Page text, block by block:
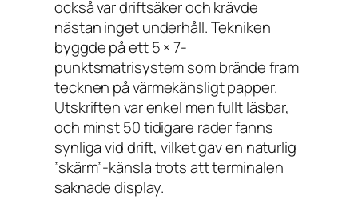
också var driftsäker och krävde
nästan inget underhåll. Tekniken
byggde på ett 5 × 7-
punktsmatrisystem som brände fram
tecknen på värmekänsligt papper.
Utskriften var enkel men fullt läsbar,
och minst 50 tidigare rader fanns
synliga vid drift, vilket gav en naturlig
”skärm”-känsla trots att terminalen
saknade display.